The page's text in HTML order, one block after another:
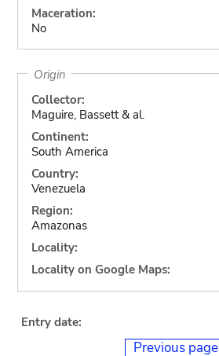
Maceration:
No
Origin
Collector:
Maguire, Bassett & al.
Continent:
South America
Country:
Venezuela
Region:
Amazonas
Locality:
Locality on Google Maps:
Entry date:
Previous page